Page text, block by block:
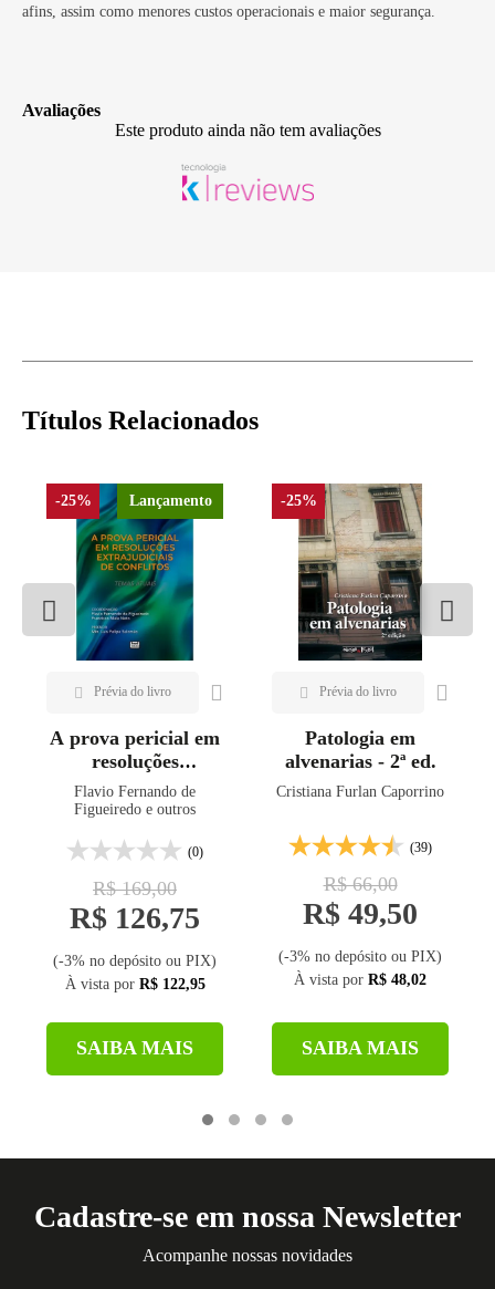
afins, assim como menores custos operacionais e maior segurança.
Avaliações
Este produto ainda não tem avaliações
Títulos Relacionados
-25% Lançamento
A prova pericial em
resoluções
extrajudiciais de
conflitos
Flavio Fernando de
Figueiredo e outros
(0)
R$ 169,00
R$ 126,75
(-3% no depósito ou PIX)
À vista por R$ 122,95
SAIBA MAIS
-25%
Patologia em
alvenarias - 2ª ed.
Cristiana Furlan Caporrino
(39)
R$ 66,00
R$ 49,50
(-3% no depósito ou PIX)
À vista por R$ 48,02
SAIBA MAIS
Cadastre-se em nossa Newsletter
Acompanhe nossas novidades